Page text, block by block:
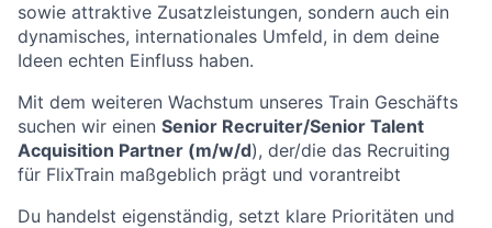
sowie attraktive Zusatzleistungen, sondern auch ein
dynamisches, internationales Umfeld, in dem deine
Ideen echten Einfluss haben.
Mit dem weiteren Wachstum unseres Train Geschäfts
suchen wir einen Senior Recruiter/Senior Talent
Acquisition Partner (m/w/d), der/die das Recruiting
für FlixTrain maßgeblich prägt und vorantreibt
Du handelst eigenständig, setzt klare Prioritäten und